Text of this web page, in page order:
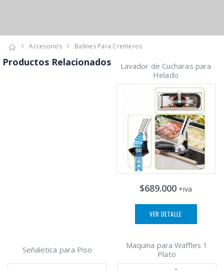
Accesorios Balines Para Cremeros
Productos Relacionados
Lavador de Cucharas para
Helado
$689.000 +iva
VER DETALLE
Señaletica para Piso
Maquina para Waffles 1
Plato